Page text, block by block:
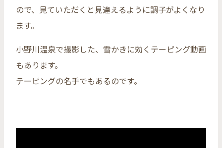
ので、見ていただくと見違えるように調子がよくなり
ます。
小野川温泉で撮影した、雪かきに効くテーピング動画
もあります。
テーピングの名手でもあるのです。